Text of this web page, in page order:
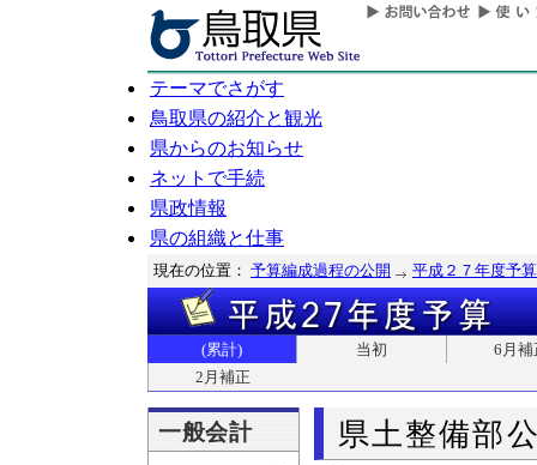
テーマでさがす
鳥取県の紹介と観光
県からのお知らせ
ネットで手続
県政情報
県の組織と仕事
現在の位置： 予算編成過程の公開 平成２７年度予算
(累計) 当初
6月補
2月補正
一般会計 県土整備部